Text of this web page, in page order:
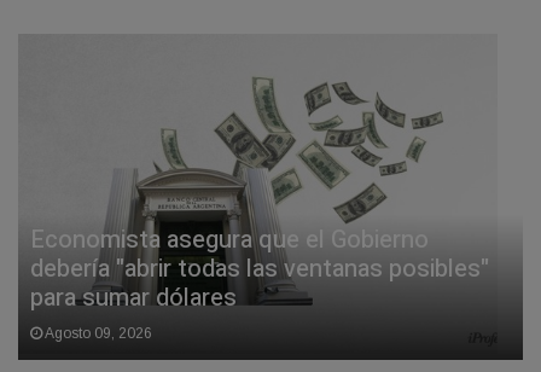
Economista asegura que el Gobierno
debería "abrir todas las ventanas posibles"
para sumar dólares
Agosto 09, 2026